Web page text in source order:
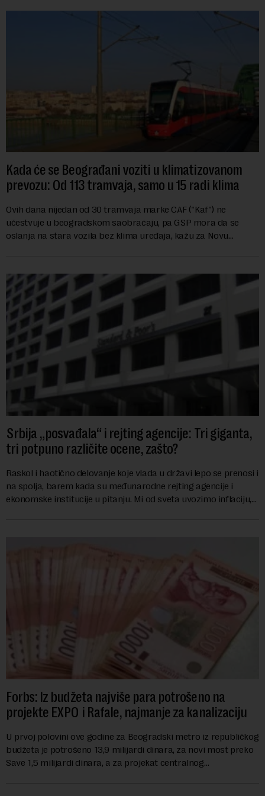
Kada će se Beograđani voziti u klimatizovanom
prevozu: Od 113 tramvaja, samo u 15 radi klima
Ovih dana nijedan od 30 tramvaja marke CAF ("Kaf") ne
učestvuje u beogradskom saobraćaju, pa GSP mora da se
oslanja na stara vozila bez klima uređaja, kažu za Novu
Srbija „posvađala“ i rejting agencije: Tri giganta,
tri potpuno različite ocene, zašto?
Raskol i haotično delovanje koje vlada u državi lepo se prenosi i
na spolja, barem kada su međunarodne rejting agencije i
ekonomske institucije u pitanju. Mi od sveta uvozimo inflaciju,
Forbs: Iz budžeta najviše para potrošeno na
projekte EXPO i Rafale, najmanje za kanalizaciju
U prvoj polovini ove godine za Beogradski metro iz republičkog
budžeta je potrošeno 13,9 milijardi dinara, za novi most preko
Save 1,5 milijardi dinara, a za projekat centralnog